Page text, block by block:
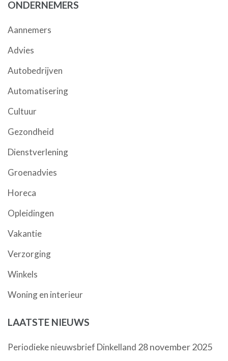
ONDERNEMERS
Aannemers
Advies
Autobedrijven
Automatisering
Cultuur
Gezondheid
Dienstverlening
Groenadvies
Horeca
Opleidingen
Vakantie
Verzorging
Winkels
Woning en interieur
LAATSTE NIEUWS
Periodieke nieuwsbrief Dinkelland 28 november 2025